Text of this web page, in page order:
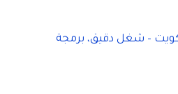
– شغل دقيق، برمجة